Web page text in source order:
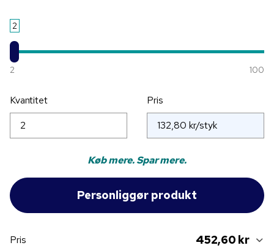
2
2 100
Kvantitet Pris
Køb mere. Spar mere.
Pris 452,60 kr